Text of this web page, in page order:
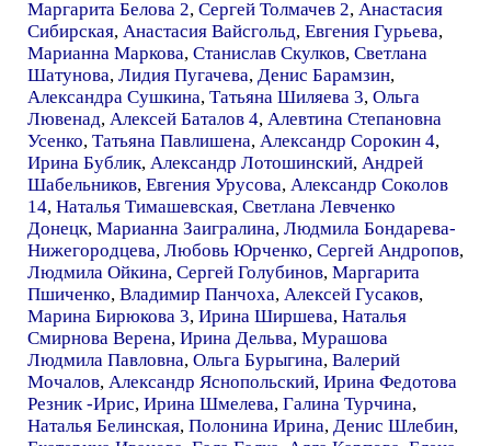
Маргарита Белова 2, Сергей Толмачев 2, Анастасия
Сибирская, Анастасия Вайсгольд, Евгения Гурьева,
Марианна Маркова, Станислав Скулков, Светлана
Шатунова, Лидия Пугачева, Денис Барамзин,
Александра Сушкина, Татьяна Шиляева 3, Ольга
Лювенад, Алексей Баталов 4, Алевтина Степановна
Усенко, Татьяна Павлишена, Александр Сорокин 4,
Ирина Бублик, Александр Лотошинский, Андрей
Шабельников, Евгения Урусова, Александр Соколов
14, Наталья Тимашевская, Светлана Левченко
Донецк, Марианна Заигралина, Людмила Бондарева-
Нижегородцева, Любовь Юрченко, Сергей Андропов,
Людмила Ойкина, Сергей Голубинов, Маргарита
Пшиченко, Владимир Панчоха, Алексей Гусаков,
Марина Бирюкова 3, Ирина Ширшева, Наталья
Смирнова Верена, Ирина Дельва, Мурашова
Людмила Павловна, Ольга Бурыгина, Валерий
Мочалов, Александр Яснопольский, Ирина Федотова
Резник -Ирис, Ирина Шмелева, Галина Турчина,
Наталья Белинская, Полонина Ирина, Денис Шлебин,